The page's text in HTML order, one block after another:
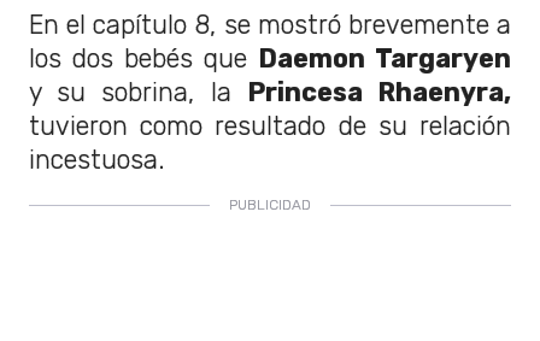
En el capítulo 8, se mostró brevemente a
los dos bebés que Daemon Targaryen
y su sobrina, la Princesa Rhaenyra,
tuvieron como resultado de su relación
incestuosa.